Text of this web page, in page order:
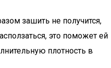
зашить не получится,
это поможет ей
плотность в